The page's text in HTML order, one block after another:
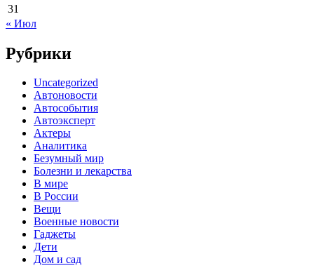
31
« Июл
Рубрики
Uncategorized
Автоновости
Автособытия
Автоэксперт
Актеры
Аналитика
Безумный мир
Болезни и лекарства
В мире
В России
Вещи
Военные новости
Гаджеты
Дети
Дом и сад